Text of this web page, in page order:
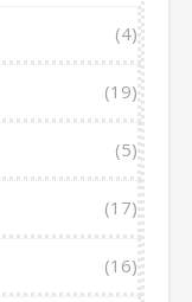
(4)
(19)
(5)
(17)
(16)